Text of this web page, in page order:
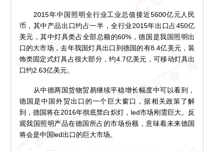
2015年中国照明全行业工业总值接近5600亿元人民
币，其中产品出口约占一半，全行业2015年出口占450亿
美元，其中灯具类占全部总额的60%，德国是我国照明出
口的大市场，去年我国灯具出口到德国的有8.4亿美元，装
饰类固定式灯具占很大部分，约4.7亿美元，可移动灯具出
口约2.63亿美元。
从中德两国货物贸易继续平稳增长幅度中可以看到，
德国是中国外贸出口的一个巨大窗口，据相关政策了解
到，德国将在2016年彻底禁白炽灯，led市场刚需巨大。反
观我国照明产品在德国所占的市场份额，意味着未来德国
将会是中国led出口的巨大市场。